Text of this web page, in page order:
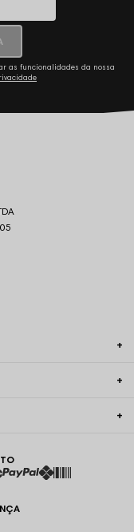
as funcionalidades da nossa